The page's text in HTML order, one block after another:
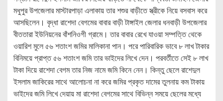
মধুপুর উপজেলার মাস্টারপাড়া এলাকায় তার শশুর বাড়ীতে স্ত্রীকে নিয়ে বসবাস করে
আসছিলেন। বৃদ্ধা রাশেদা বেগমের বাবার বাড়ী টাঙ্গাইল জেলার ধনবাড়ী উপজেলার
বীততারা ইউনিয়নের বাঁশনিওগী গ্রামে। তার বাবার রেখে যাওয়া সম্পত্তি থেকে
ওয়ারিশ মুলে ৫৬ শতাংশ জমির মালিকানা পান। পরে পারিবারিক ভাবে ৮ লাখ টাকার
বিনিময়ে প্রাপ্ত ৫৬ শতাংশ জমি তার ভাইদের লিখে দেন। পরবর্তীতে সেই ৮ লাখ
টাকা দিয়ে রাশেদা বেগম তার নিজ নামে জমি কিনে নেন। কিন্তু ছেলে রাশেদুল
ইসলাম জাকিরের সাথে আলোচনা না করে জমির প্রকৃত দামের তুলনায় কম টাকায়
ভাইদের জমি লিখে দেয়ায় মা রাশেদা বেগমের সাথে বিভিন্ন সময়ে ছেলের মধ্যে